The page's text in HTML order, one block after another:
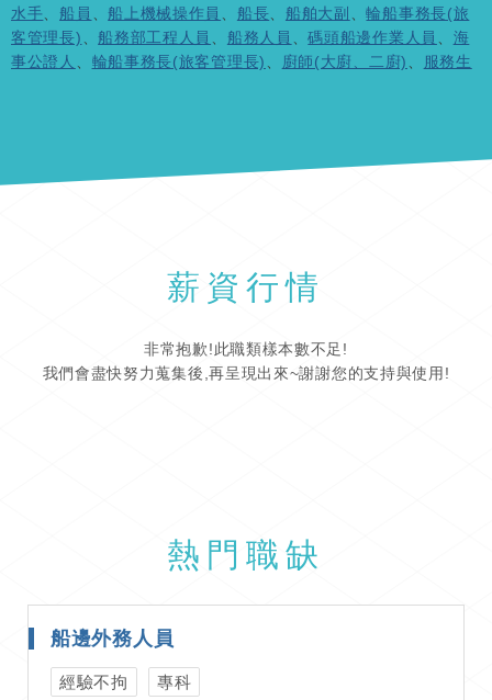
水手 、船員 、船上機械操作員 船長 船舶大副 、輪船事務長(旅
客管理長) 、船務部工程人員 船務人員 、碼頭船邊作業人員
海
事公證人
輪船事務長(旅客管理長) 廚師(大廚、二廚) 服務生
薪資行情
非常抱歉!此職類樣本數不足!
我們會盡快努力蒐集後,再呈現出來~謝謝您的支持與使用!
熱門職缺
船邊外務人員
經驗不拘 專科